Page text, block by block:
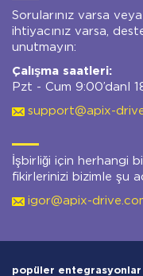
Sorularınız varsa
ihtiyacınız varsa,
unutmayın:
Çalışma saatleri:
Pzt - Cum 9:00’danl
support@apix-
İşbirliği için herhangi
fikirlerinizi bizimle şu
igor@apix-
popüler entegrasyonlar